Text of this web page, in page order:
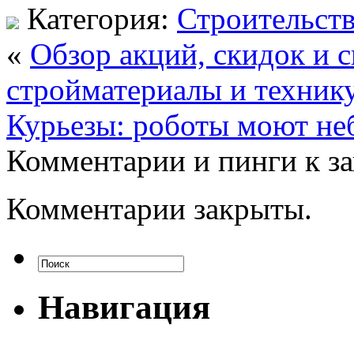
Категория:
« Обзор акций, скидок и
стройматериалы и
Курьезы: роботы моют
Комментарии и пинги к
Комментарии закрыты.
Навигация